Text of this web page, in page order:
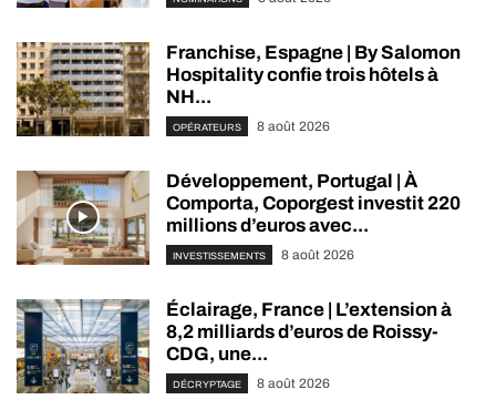
Franchise, Espagne | By Salomon
Hospitality confie trois hôtels à
NH...
OPÉRATEURS 8 août 2026
Développement, Portugal | À
Comporta, Coporgest investit 220
millions d’euros avec...
INVESTISSEMENTS 8 août 2026
Éclairage, France | L’extension à
8,2 milliards d’euros de Roissy-
CDG, une...
DÉCRYPTAGE 8 août 2026